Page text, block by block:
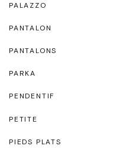
PALAZZO
PANTALON
PANTALONS
PARKA
PENDENTIF
PETITE
PIEDS PLATS